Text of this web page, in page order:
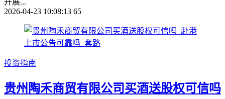
开展...
2026-04-23 10:08:13 65
投资指南
贵州陶禾商贸有限公司买酒送股权可信吗